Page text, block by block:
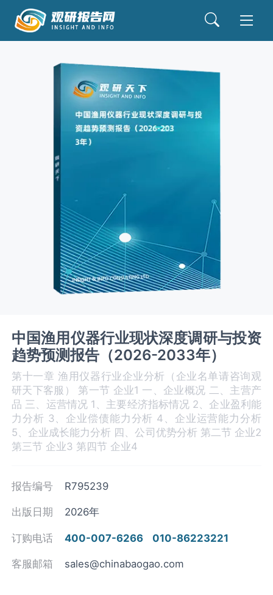
中国渔用仪器行业现状深度调研与投资
趋势预测报告（2026-2033年）
第十一章 渔用仪器行业企业分析（企业名单请咨询观
研天下客服） 第一节 企业1 一、企业概况 二、主营产
品 三、运营情况 1、主要经济指标情况 2、企业盈利能
力分析 3、企业偿债能力分析 4、企业运营能力分析
5、企业成长能力分析 四、公司优势分析 第二节 企业2
第三节 企业3 第四节 企业4
报告编号 R795239
出版日期 2026年
订购电话 400-007-6266 010-86223221
客服邮箱 sales@chinabaogao.com